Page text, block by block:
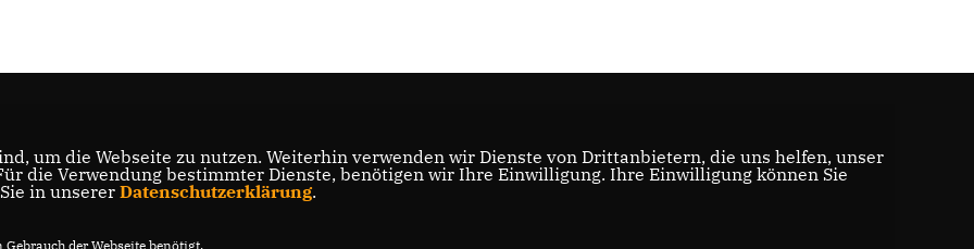
um die Webseite zu nutzen. Weiterhin verwenden wir Dienste von Drittanbietern, die uns helfen, unser
die Verwendung bestimmter Dienste, benötigen wir Ihre Einwilligung. Ihre Einwilligung können Sie
in unserer Datenschutzerklärung.
der Webseite benötigt.